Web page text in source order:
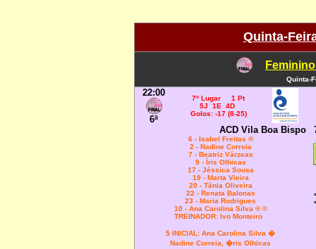
Quinta-
Quinta-
22:00
6ª
7º Lugar 1 Pt
5J 1E 4D
Golos: -17 (8-25)
ACD Vila Boa Bispo
6- Isabel Freitas ®
2 - Nadine Correia
7 - Beatriz Várzeas
9 - Íris Olhicas
17 - Jéssica Sousa
19 - Marta Vieira
20 - Tânia Oliveira
22 - Renata Balonas
23 - Maria Rodrigues
10 - Ana Carolina Silva ® ©
TREINADOR: Ivo Monteiro
5 INICIAL: Ana Carolina Silva �
Nadine Correia, �ris Olhicas